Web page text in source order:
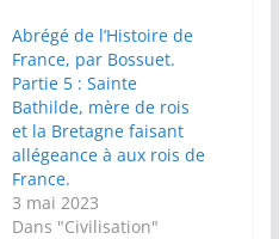
Abrégé de l’Histoire de
France, par Bossuet.
Partie 5 : Sainte
Bathilde, mère de rois
et la Bretagne faisant
allégeance à aux rois de
France.
3 mai 2023
Dans "Civilisation"